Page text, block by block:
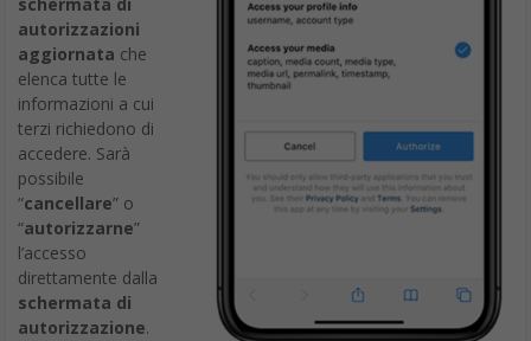
schermata di
autorizzazioni
aggiornata che
elenca tutte le
informazioni a cui
terzi richiedono di
accedere. Sarà
possibile
“cancellare” o
“autorizzarne”
l’accesso
direttamente dalla
schermata di
autorizzazione.